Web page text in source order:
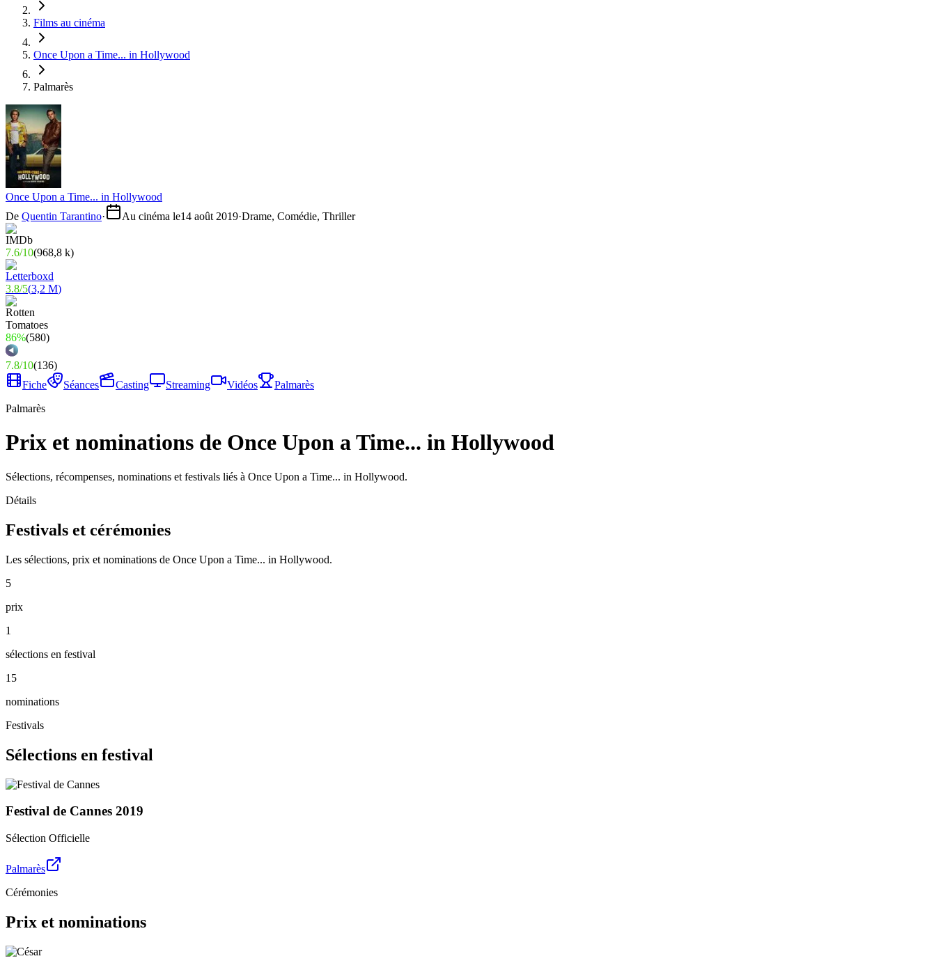
Films au cinéma
Once Upon a Time... in Hollywood
Palmarès
Once Upon a Time... in Hollywood
De Quentin Tarantino· Au cinéma le14 août 2019·Drame, Comédie, Thriller
7.6/10(968,8 k)
3.8/5(3,2 M)
86%(580)
7.8/10(136)
Fiche
Séances Casting Streaming Vidéos
Palmarès
Palmarès
Prix et nominations de Once Upon a Time... in Hollywood
Sélections, récompenses, nominations et festivals liés à Once Upon a Time... in Hollywood.
Détails
Festivals et cérémonies
Les sélections, prix et nominations de Once Upon a Time... in Hollywood.
5
prix
1
sélections en festival
15
nominations
Festivals
Sélections en festival
Festival de Cannes 2019
Sélection Officielle
Palmarès
Cérémonies
Prix et nominations